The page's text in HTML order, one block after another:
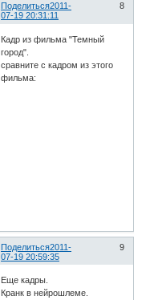
Поделиться 8
2011-
07-19 20:31:11
Кадр из фильма "Темный
город".
сравните с кадром из этого
фильма:
Поделиться 9
2011-
07-19 20:59:35
Еще кадры.
Кранк в нейрошлеме.